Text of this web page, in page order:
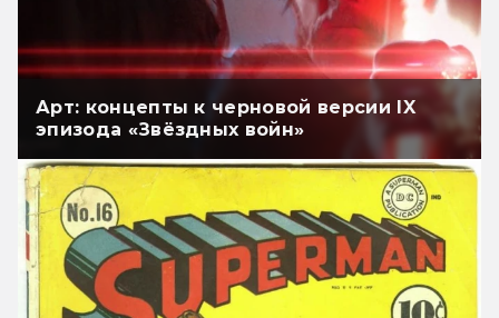
Арт: концепты к черновой версии IX
эпизода «Звёздных войн»